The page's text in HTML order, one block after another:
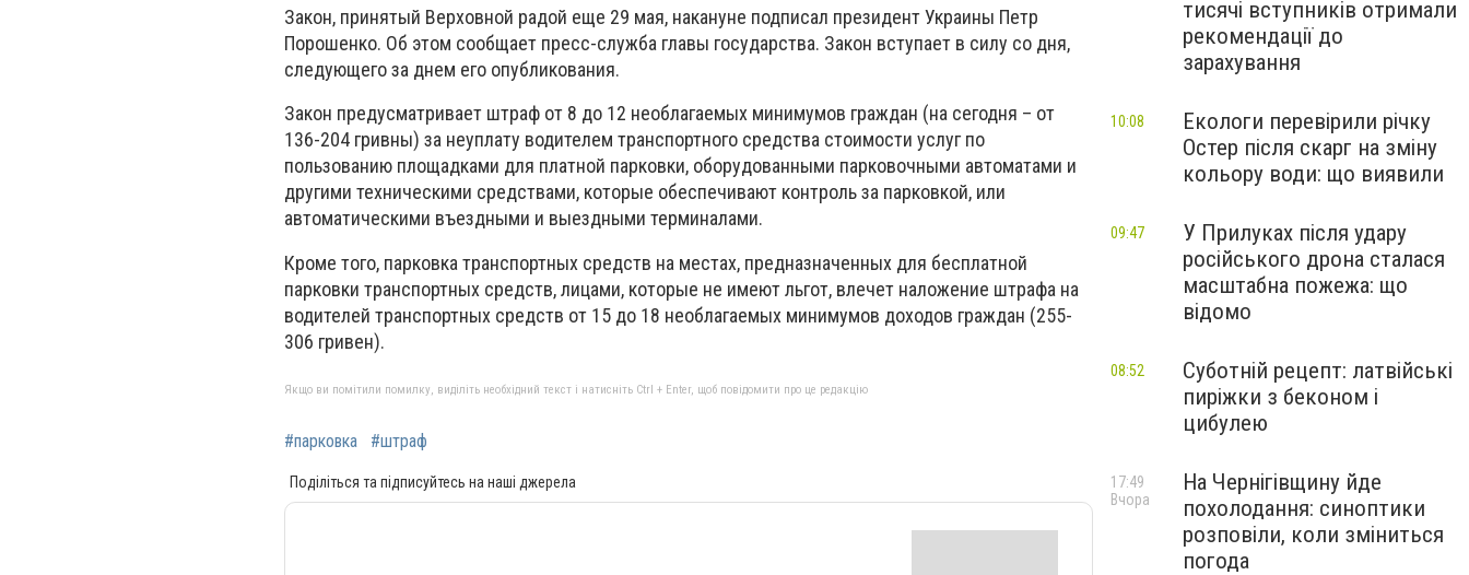
Закон, принятый Верховной радой еще 29 мая, накануне подписал президент Украины Петр
Порошенко. Об этом сообщает пресс-служба главы государства. Закон вступает в силу со дня,
следующего за днем его опубликования.
Закон предусматривает штраф от 8 до 12 необлагаемых минимумов граждан (на сегодня – от
136-204 гривны) за неуплату водителем транспортного средства стоимости услуг по
пользованию площадками для платной парковки, оборудованными парковочными автоматами и
другими техническими средствами, которые обеспечивают контроль за парковкой, или
автоматическими въездными и выездными терминалами.
Кроме того, парковка транспортных средств на местах, предназначенных для бесплатной
парковки транспортных средств, лицами, которые не имеют льгот, влечет наложение штрафа на
водителей транспортных средств от 15 до 18 необлагаемых минимумов доходов граждан (255-
306 гривен).
Якщо ви помітили помилку, виділіть необхідний текст і натисніть Ctrl + Enter, щоб повідомити про це редакцію
#парковка #штраф
Поділіться та підписуйтесь на наші джерела
тисячі вступників отримали
рекомендації до
зарахування
Екологи перевірили річку
Остер після скарг на зміну
кольору води: що виявили
10:08
У Прилуках після удару
російського дрона сталася
масштабна пожежа: що
відомо
09:47
Суботній рецепт: латвійські
пиріжки з беконом і
цибулею
08:52
На Чернігівщину йде
похолодання: синоптики
розповіли, коли зміниться
погода
17:49
Вчора